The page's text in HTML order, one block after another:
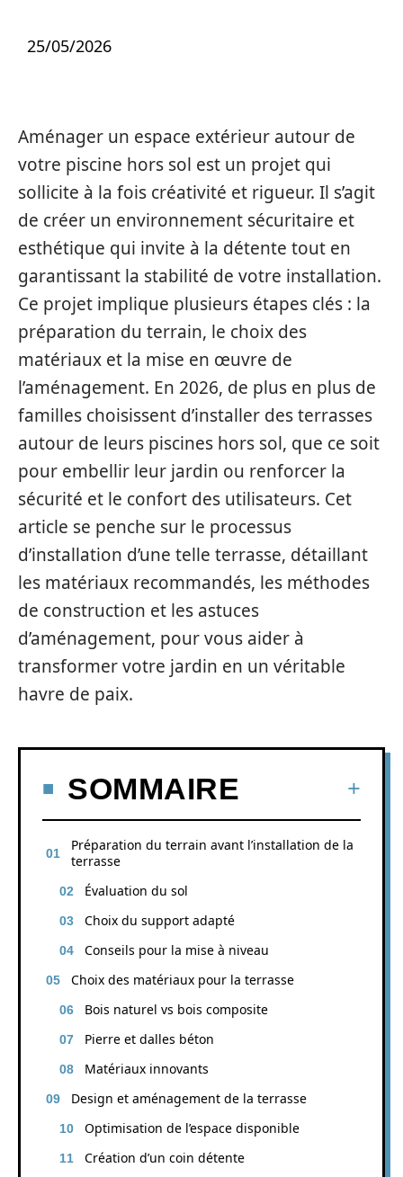
25/05/2026
Aménager un espace extérieur autour de
votre piscine hors sol est un projet qui
sollicite à la fois créativité et rigueur. Il s’agit
de créer un environnement sécuritaire et
esthétique qui invite à la détente tout en
garantissant la stabilité de votre installation.
Ce projet implique plusieurs étapes clés : la
préparation du terrain, le choix des
matériaux et la mise en œuvre de
l’aménagement. En 2026, de plus en plus de
familles choisissent d’installer des terrasses
autour de leurs piscines hors sol, que ce soit
pour embellir leur jardin ou renforcer la
sécurité et le confort des utilisateurs. Cet
article se penche sur le processus
d’installation d’une telle terrasse, détaillant
les matériaux recommandés, les méthodes
de construction et les astuces
d’aménagement, pour vous aider à
transformer votre jardin en un véritable
havre de paix.
SOMMAIRE
Préparation du terrain avant l’installation de la
terrasse
Évaluation du sol
Choix du support adapté
Conseils pour la mise à niveau
Choix des matériaux pour la terrasse
Bois naturel vs bois composite
Pierre et dalles béton
Matériaux innovants
Design et aménagement de la terrasse
Optimisation de l’espace disponible
Création d’un coin détente